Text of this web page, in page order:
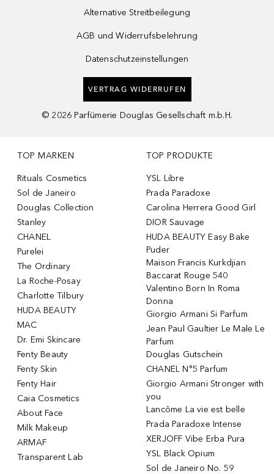
Alternative Streitbeilegung
AGB und Widerrufsbelehrung
Datenschutzeinstellungen
VERTRAG WIDERRUFEN
© 2026 Parfümerie Douglas Gesellschaft m.b.H.
TOP MARKEN
Rituals Cosmetics
Sol de Janeiro
Douglas Collection
Stanley
CHANEL
Purelei
The Ordinary
La Roche-Posay
Charlotte Tilbury
HUDA BEAUTY
MAC
Dr. Emi Skincare
Fenty Beauty
Fenty Skin
Fenty Hair
Caia Cosmetics
About Face
Milk Makeup
ARMAF
Transparent Lab
TOP PRODUKTE
YSL Libre
Prada Paradoxe
Carolina Herrera Good Girl
DIOR Sauvage
HUDA BEAUTY Easy Bake
Puder
Maison Francis Kurkdjian
Baccarat Rouge 540
Valentino Born In Roma
Donna
Giorgio Armani Si Parfum
Jean Paul Gaultier Le Male Le
Parfum
Douglas Gutschein
CHANEL N°5 Parfum
Giorgio Armani Stronger with
you
Lancôme La vie est belle
Prada Paradoxe Intense
XERJOFF Vibe Erba Pura
YSL Black Opium
Sol de Janeiro No. 59